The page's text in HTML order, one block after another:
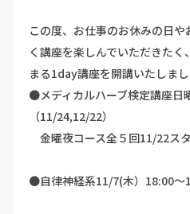
この度、お仕事のお休みの日
く講座を楽しんでいただきた
まる1day講座を開講いたしまし
●メディカルハーブ検定講座日
（11/24,12/22）
金曜夜コース全５回11/22ス
●自律神経系11/7(木）18:00～